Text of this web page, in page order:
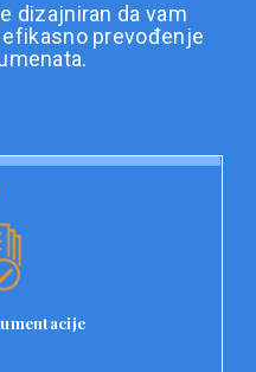
dizajniran da vam
prevođenje
prevoda je priprema
učitavaju svoje
zahtjeve za prevod.